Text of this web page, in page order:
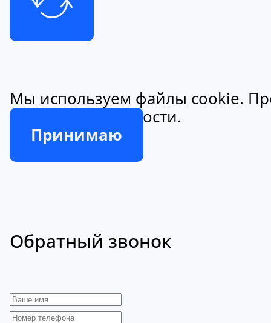
Мы используем файлы cookie.
конфиденциальности.
Принимаю
Обратный звонок